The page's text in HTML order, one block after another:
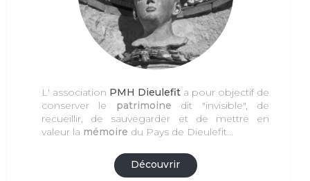
L' association PMH Dieulefit a pour objectif de
conserver le patrimoine dit "invisible", de
recueillir, de sauvegarder et de mettre en
valeur la mémoire du Pays de Dieulefit...
Découvrir